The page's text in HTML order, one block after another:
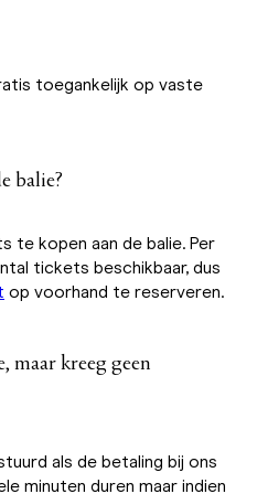
toegankelijk op vaste
balie?
te kopen aan de balie. Per
tickets beschikbaar, dus
op voorhand te reserveren.
maar kreeg geen
als de betaling bij ons
minuten duren maar indien